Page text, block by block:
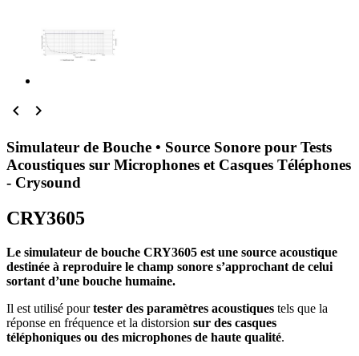
 
Simulateur de Bouche • Source Sonore pour Tests
Acoustiques sur Microphones et Casques Téléphones
- Crysound
CRY3605
Le simulateur de bouche CRY3605 est une source acoustique
destinée à reproduire le champ sonore s’approchant de celui
sortant d’une bouche humaine.
Il est utilisé pourtester des paramètres acoustiques tels que la
réponse en fréquence et la distorsion sur des casques
téléphoniques ou des microphones de haute qualité.